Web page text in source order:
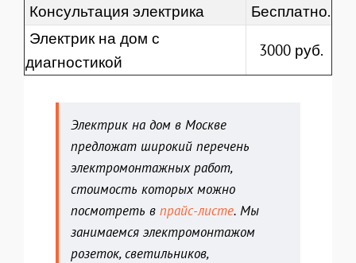
Консультация электрика
Бесплатно.
Электрик на дом с
диагностикой
3000 руб.
Электрик на дом в Москве
предложат широкий перечень
электромонтажных работ,
стоимость которых можно
посмотреть в прайс-листе. Мы
занимаемся электромонтажом
розеток, светильников,